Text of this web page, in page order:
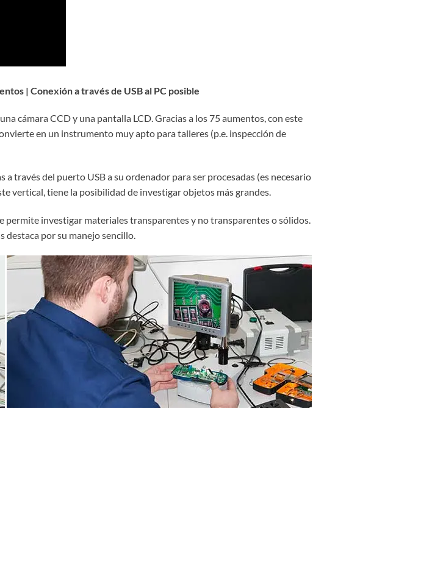
| Conexión a través de USB al PC posible
cámara CCD y una pantalla LCD. Gracias a los 75 aumentos, con este
en un instrumento muy apto para talleres (p.e. inspección de
través del puerto USB a su ordenador para ser procesadas (es necesario
vertical, tiene la posibilidad de investigar objetos más grandes.
permite investigar materiales transparentes y no transparentes o sólidos.
destaca por su manejo sencillo.